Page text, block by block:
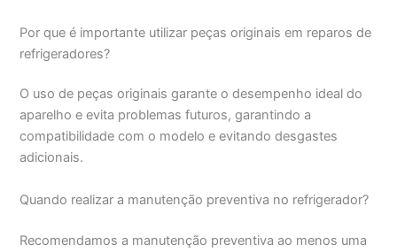
Por que é importante utilizar peças originais em reparos de
refrigeradores?
O uso de peças originais garante o desempenho ideal do
aparelho e evita problemas futuros, garantindo a
compatibilidade com o modelo e evitando desgastes
adicionais.
Quando realizar a manutenção preventiva no refrigerador?
Recomendamos a manutenção preventiva ao menos uma